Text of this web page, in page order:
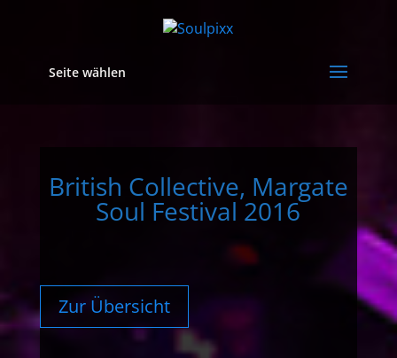
Seite wählen
British Collective, Margate
Soul Festival 2016
Zur Übersicht